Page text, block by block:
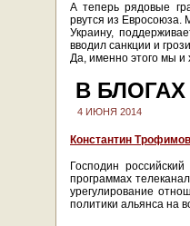
А теперь рядовые
рвутся из Евросоюза.
Украину,
вводил санкции и
Да, именно этого мы и
В БЛОГАХ
4 ИЮНЯ 2014
Константин Трофимов
Господин
программах
урегулирование
политики альянса на